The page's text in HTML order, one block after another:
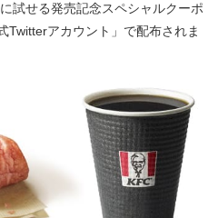
試せる発売記念スペシャルクーポ
Twitterアカウント」で配布されま